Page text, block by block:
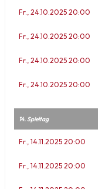
Fr., 24.10.2025 20:00
Fr., 24.10.2025 20:00
Fr., 24.10.2025 20:00
Fr., 24.10.2025 20:00
14. Spieltag
Fr., 14.11.2025 20:00
Fr., 14.11.2025 20:00